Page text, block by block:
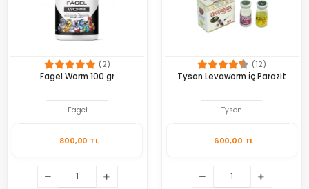
(2)
Fagel Worm 100 gr
Fagel
800,00 TL
(12)
Tyson Levaworm İç Parazit
Tyson
600,00 TL